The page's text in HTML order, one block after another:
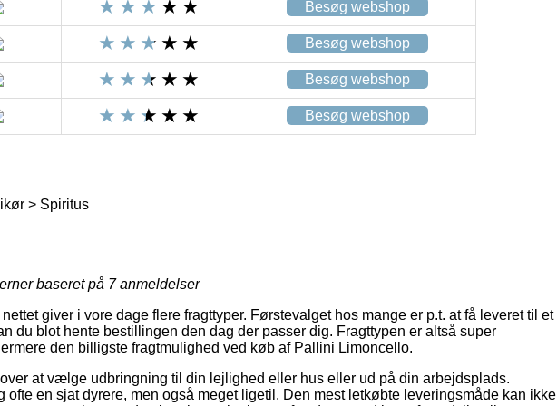
Besøg webshop
Besøg webshop
Besøg webshop
Besøg webshop
> Spiritus
baseret på 7anmeldelser
giver i vore dage flere fragttyper. Førstevalget hos mange er p.t. at få leveret til et
du blot hente bestillingen den dag der passer dig. Fragttypen er altså super
den billigste fragtmulighed ved køb af Pallini Limoncello.
at vælge udbringning til din lejlighed eller hus eller ud på din arbejdsplads.
ofte en sjat dyrere, men også meget ligetil. Den mest letkøbte leveringsmåde kan ikke